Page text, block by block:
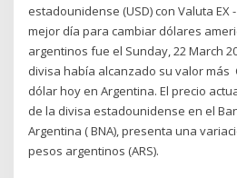
estadounidense (USD) con Valuta EX
mejor día para cambiar dólares
argentinos fue el Sunday, 22 March
divisa había alcanzado su valor más
dólar hoy en Argentina. El precio
de la divisa estadounidense en el
Argentina ( BNA), presenta una
pesos argentinos (ARS).